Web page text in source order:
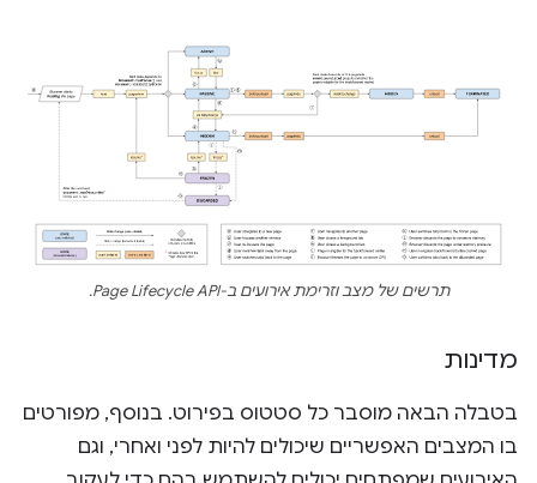
תרשים של מצב וזרימת אירועים ב-Page Lifecycle API.
מדינות
בטבלה הבאה מוסבר כל סטטוס בפירוט. בנוסף, מפורטים
בו המצבים האפשריים שיכולים להיות לפני ואחרי, וגם